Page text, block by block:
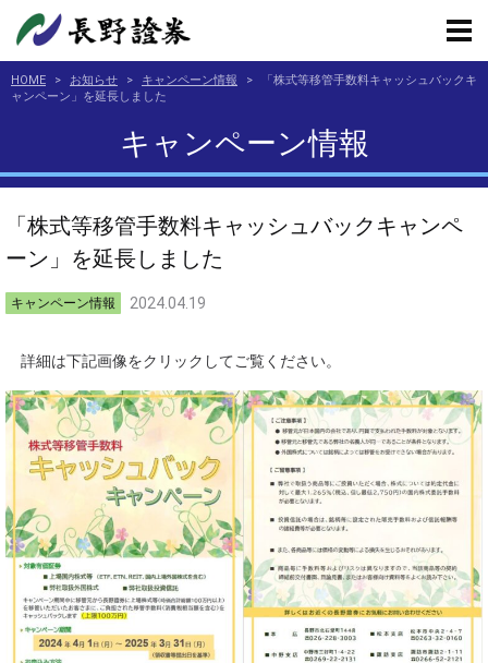
HOME > お知らせ > キャンペーン情報 >
「株式等移管手数料キャッシュバックキ
ャンペーン」を延長しました
キャンペーン情報
「株式等移管手数料キャッシュバックキャンペ
ーン」を延長しました
キャンペーン情報 2024.04.19
詳細は下記画像をクリックしてご覧ください。